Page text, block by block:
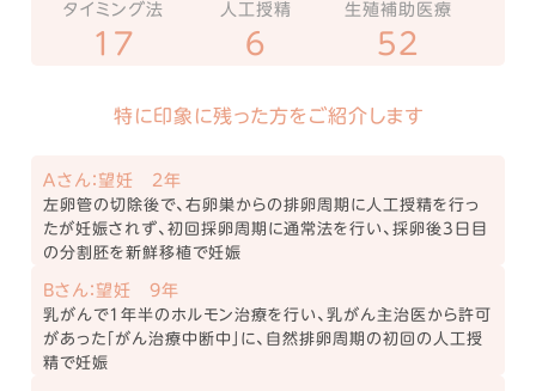
タイミング法
17
人工授精
6
生殖補助医療
52
特に印象に残った方をご紹介します
Ａさん：望妊 2年
左卵管の切除後で、右卵巣からの排卵周期に人工授精を行っ
たが妊娠されず、初回採卵周期に通常法を行い、採卵後3日目
の分割胚を新鮮移植で妊娠
Bさん：望妊 9年
乳がんで1年半のホルモン治療を行い、乳がん主治医から許可
があった「がん治療中断中」に、自然排卵周期の初回の人工授
精で妊娠